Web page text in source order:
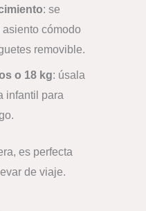
: se
cómodo
removible.
o 18 kg: úsala
infantil para
es perfecta
de viaje.